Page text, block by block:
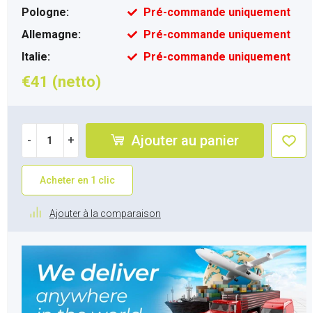
Pologne:
Pré-commande uniquement
Allemagne:
Pré-commande uniquement
Italie:
Pré-commande uniquement
€41 (netto)
- + Ajouter au panier
Acheter en 1 clic
Ajouter à la comparaison